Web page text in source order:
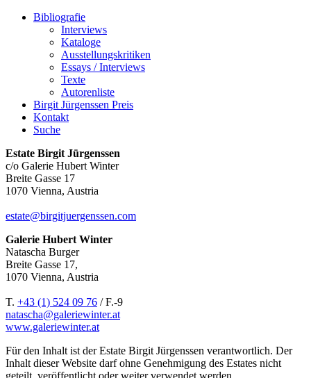
Bibliografie
Interviews
Kataloge
Ausstellungskritiken
Essays / Interviews
Texte
Autorenliste
Birgit Jürgenssen Preis
Kontakt
Suche
Estate Birgit Jürgenssen
c/o Galerie Hubert Winter
Breite Gasse 17
1070 Vienna, Austria
estate@birgitjuergenssen.com
Galerie Hubert Winter
Natascha Burger
Breite Gasse 17,
1070 Vienna, Austria
T. +43 (1) 524 09 76 / F.-9
natascha@galeriewinter.at
www.galeriewinter.at
Für den Inhalt ist der Estate Birgit Jürgenssen verantwortlich. Der
Inhalt dieser Website darf ohne Genehmigung des Estates nicht
geteilt, veröffentlicht oder weiter verwendet werden.